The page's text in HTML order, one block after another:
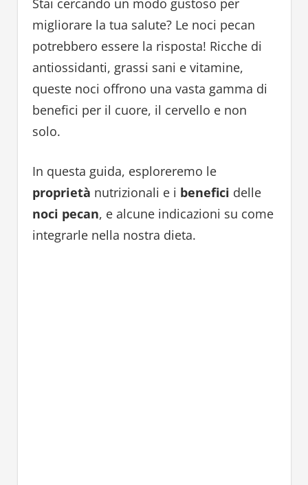
Stai cercando un modo gustoso per
migliorare la tua salute? Le noci pecan
potrebbero essere la risposta! Ricche di
antiossidanti, grassi sani e vitamine,
queste noci offrono una vasta gamma di
benefici per il cuore, il cervello e non
solo.
In questa guida, esploreremo le
proprietà nutrizionali e i benefici delle
noci pecan, e alcune indicazioni su come
integrarle nella nostra dieta.